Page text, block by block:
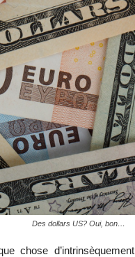
Des dollars US? Oui, bon…
chose